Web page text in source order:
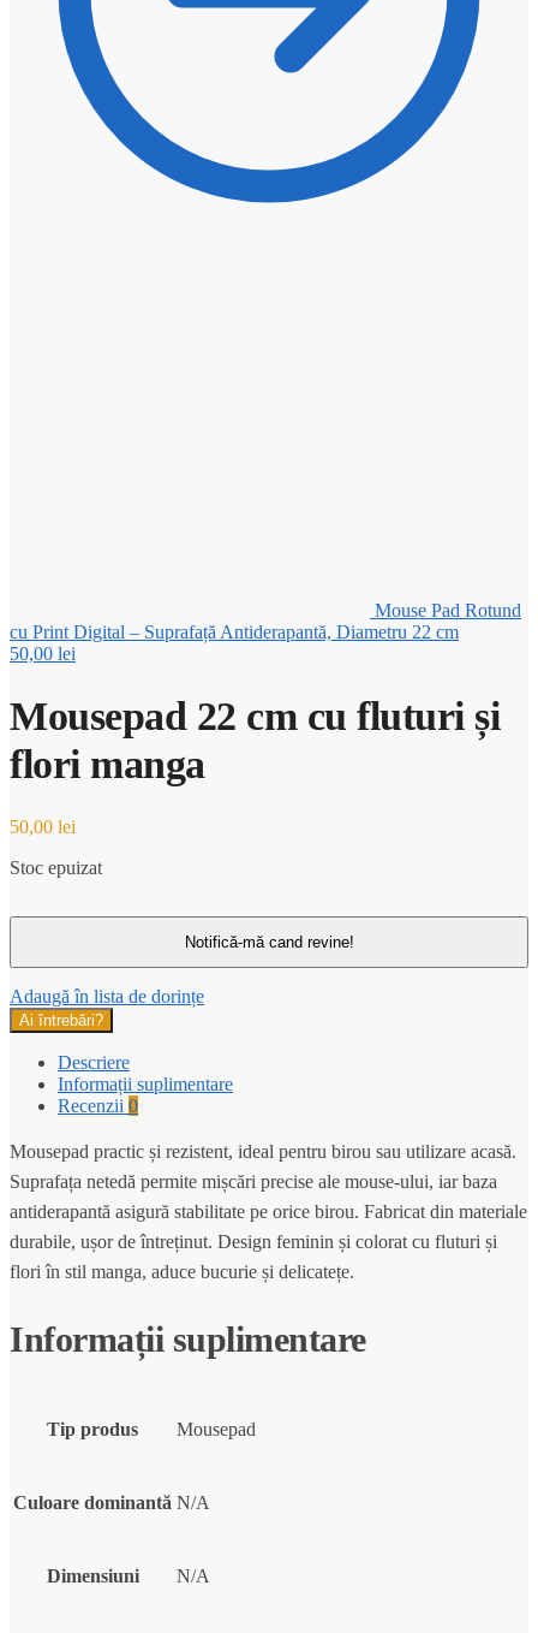
Mouse Pad Rotund
cu Print Digital – Suprafață Antiderapantă, Diametru 22 cm
50,00 lei
Mousepad 22 cm cu fluturi și
flori manga
50,00 lei
Stoc epuizat
Adaugă în lista de dorințe
Ai întrebări?
Descriere
Informații suplimentare
Recenzii 0
Mousepad practic și rezistent, ideal pentru birou sau utilizare acasă.
Suprafața netedă permite mișcări precise ale mouse-ului, iar baza
antiderapantă asigură stabilitate pe orice birou. Fabricat din materiale
durabile, ușor de întreținut. Design feminin și colorat cu fluturi și
flori în stil manga, aduce bucurie și delicatețe.
Informații suplimentare
Tip produs Mousepad
Culoare dominantă N/A
Dimensiuni N/A